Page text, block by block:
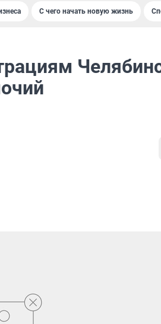
С чего начать новую жизнь